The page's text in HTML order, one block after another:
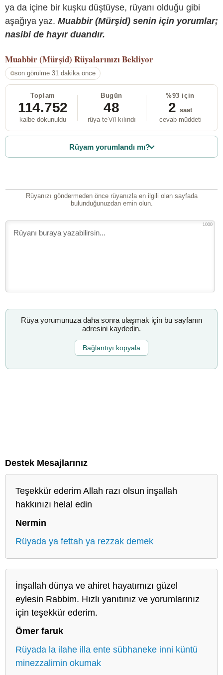
ya da içine bir kuşku düştüyse, rüyanı olduğu gibi
aşağıya yaz. Muabbir (Mürşid) senin için yorumlar;
nasibi de hayır duandır.
Muabbir (Mürşid) Rüyalarınızı Bekliyor
son görülme 31 dakika önce
Toplam
114.752
kalbe dokunuldu
Bugün
48
rüya te’vîl kılındı
%93 için
2 saat
cevab müddeti
Rüyam yorumlandı mı?
Rüyanızı göndermeden önce rüyanızla en ilgili olan sayfada
bulunduğunuzdan emin olun.
1000
Rüya yorumunuza daha sonra ulaşmak için bu sayfanın
adresini kaydedin.
Bağlantıyı kopyala
Destek Mesajlarınız
Teşekkür ederim Allah razı olsun inşallah
hakkınızı helal edin
Nermin
Rüyada ya fettah ya rezzak demek
İnşallah dünya ve ahiret hayatımızı güzel
eylesin Rabbim. Hızlı yanıtınız ve yorumlarınız
için teşekkür ederim.
Ömer faruk
Rüyada la ilahe illa ente sübhaneke inni küntü
minezzalimin okumak